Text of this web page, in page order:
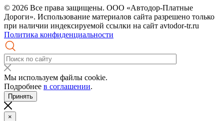
© 2026 Все права защищены. ООО «Автодор-Платные
Дороги». Использование материалов сайта разрешено только
при наличии индексируемой ссылки на сайт avtodor-tr.ru
Политика конфиденциальности
Мы используем файлы cookie.
Подробнее в соглашении.
Принять
×